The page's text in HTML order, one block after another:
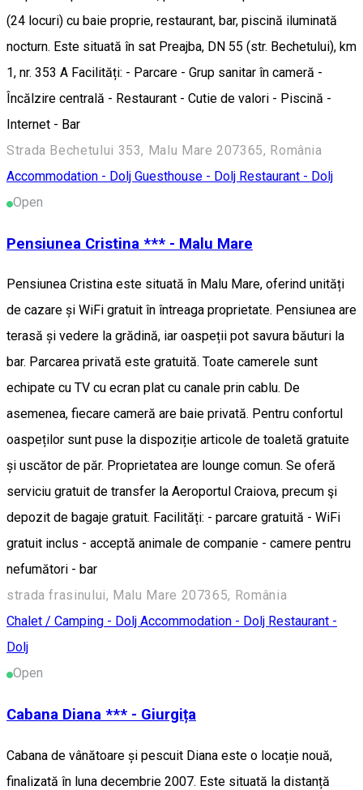
(24 locuri) cu baie proprie, restaurant, bar, piscină iluminată
nocturn. Este situată în sat Preajba, DN 55 (str. Bechetului), km
1, nr. 353 A Facilități: - Parcare - Grup sanitar în cameră -
Încălzire centrală - Restaurant - Cutie de valori - Piscină -
Internet - Bar
Strada Bechetului 353, Malu Mare 207365, România
Accommodation - Dolj Guesthouse - Dolj Restaurant - Dolj
Open
Pensiunea Cristina *** - Malu Mare
Pensiunea Cristina este situată în Malu Mare, oferind unități
de cazare și WiFi gratuit în întreaga proprietate. Pensiunea are
terasă și vedere la grădină, iar oaspeții pot savura băuturi la
bar. Parcarea privată este gratuită. Toate camerele sunt
echipate cu TV cu ecran plat cu canale prin cablu. De
asemenea, fiecare cameră are baie privată. Pentru confortul
oaspeților sunt puse la dispoziție articole de toaletă gratuite
și uscător de păr. Proprietatea are lounge comun. Se oferă
serviciu gratuit de transfer la Aeroportul Craiova, precum şi
depozit de bagaje gratuit. Facilități: - parcare gratuită - WiFi
gratuit inclus - acceptă animale de companie - camere pentru
nefumători - bar
strada frasinului, Malu Mare 207365, România
Chalet / Camping - Dolj Accommodation - Dolj Restaurant -
Dolj
Open
Cabana Diana *** - Giurgița
Cabana de vânătoare și pescuit Diana este o locație nouă,
finalizată în luna decembrie 2007. Este situată la distanță